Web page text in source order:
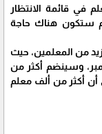
حذر من أن هناك حوالي 20,800 معلم في قائمة الانتظار
وظيفة معلم ستكون هناك حاجة
من المعلمين، حيث
بنهاية سبتمبر، وسينضم أكثر من
أن أكثر من ألف معلم